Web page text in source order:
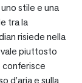
stile e una
tra la
risiede nella
piuttosto
d’aria e sulla